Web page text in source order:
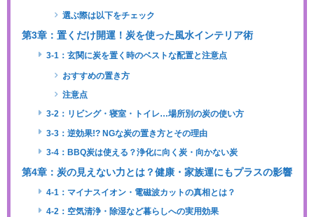
選ぶ際は以下をチェック
第3章：置くだけ開運！炭を使った風水インテリア術
3-1：玄関に炭を置く時のベストな配置と注意点
おすすめの置き方
注意点
3-2：リビング・寝室・トイレ…場所別の炭の使い方
3-3：逆効果!? NGな炭の置き方とその理由
3-4：BBQ炭は使える？浄化に向く炭・向かない炭
第4章：炭の見えない力とは？健康・家族運にもプラスの影響
4-1：マイナスイオン・電磁波カットの真相とは？
4-2：空気清浄・除湿など暮らしへの実用効果